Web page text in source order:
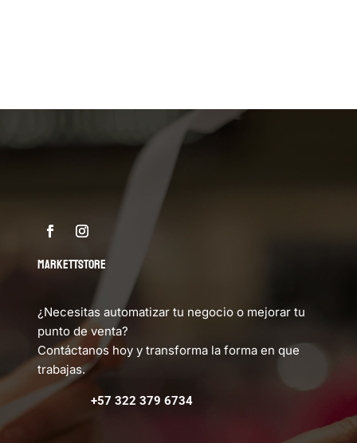
MARKETTSTORE
¿Necesitas automatizar tu negocio o mejorar tu
punto de venta?
Contáctanos hoy y transforma la forma en que
trabajas.
+57 322 379 6734